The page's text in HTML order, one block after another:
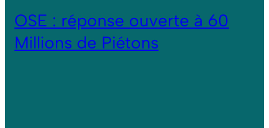
OSE : réponse ouverte à 60
Millions de Piétons